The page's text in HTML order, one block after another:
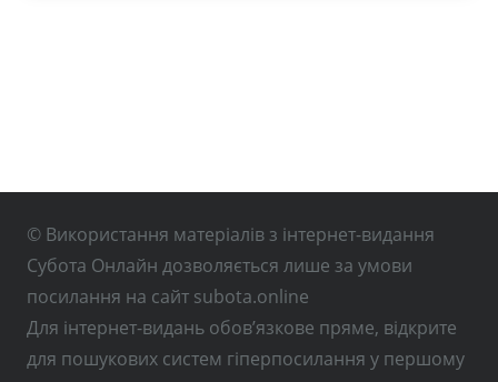
© Використання матеріалів з інтернет-видання
Субота Онлайн дозволяється лише за умови
посилання на сайт subota.online
Для інтернет-видань обов’язкове пряме, відкрите
для пошукових систем гіперпосилання у першому